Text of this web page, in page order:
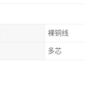
裸铜线
多芯